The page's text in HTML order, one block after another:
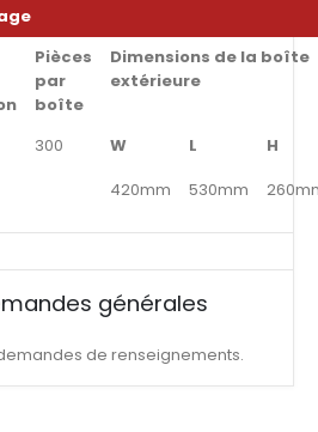
Pièces
par
boîte
Dimensions de la boîte
extérieure
300 W L
H
420mm
530mm
générales
de renseignements.